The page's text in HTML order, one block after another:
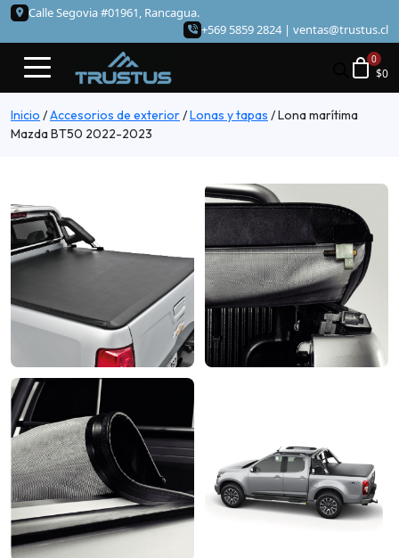
Calle Segovia #01961, Rancagua.
+569 5859 2824 | ventas@trustus.cl
$0
Inicio /Accesorios de exterior/Lonas y tapas /Lona marítima
Mazda BT50 2022-2023